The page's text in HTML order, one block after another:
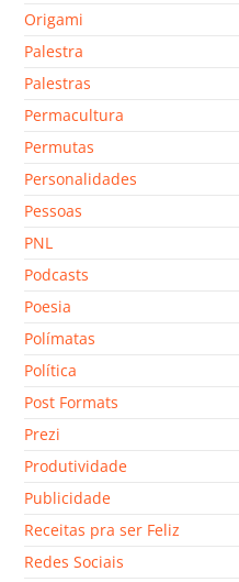
Origami
Palestra
Palestras
Permacultura
Permutas
Personalidades
Pessoas
PNL
Podcasts
Poesia
Polímatas
Política
Post Formats
Prezi
Produtividade
Publicidade
Receitas pra ser Feliz
Redes Sociais